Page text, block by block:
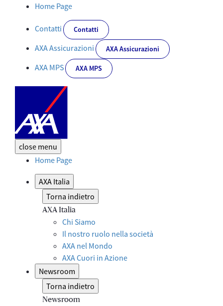
Dettaglio Evento - Corporate
Home Page
Contatti Contatti
AXA Assicurazioni AXA Assicurazioni
AXA MPS AXA MPS
close menu
Home Page
AXA Italia
Torna indietro
AXA Italia
Chi Siamo
Il nostro ruolo nella società
AXA nel Mondo
AXA Cuori in Azione
Newsroom
Torna indietro
Newsroom